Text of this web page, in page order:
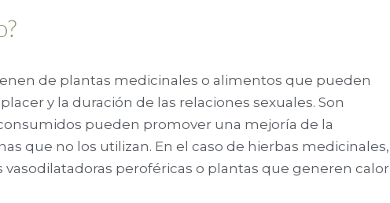
de plantas medicinales o alimentos que pueden
y la duración de las relaciones sexuales. Son
pueden promover una mejoría de la
que no los utilizan. En el caso de hierbas medicinales,
peroféricas o plantas que generen calor